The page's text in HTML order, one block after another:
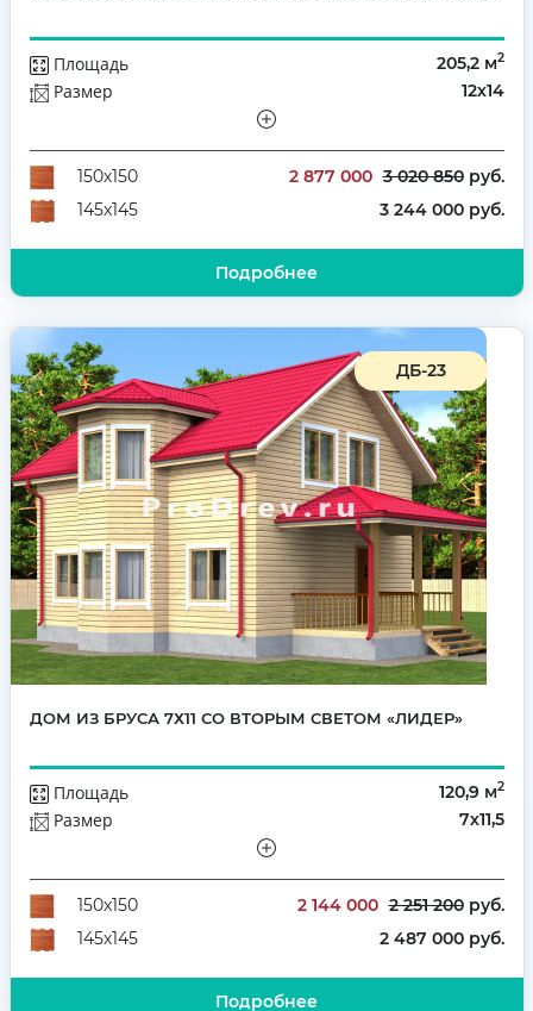
Площадь 205,2 м2
Размер 12х14
Количество комнат
6
150х150
2 877 000 3 020 850руб.
145х145
3 244 000 руб.
Подробнее
ДБ-23
ДОМ ИЗ БРУСА 7Х11 СО ВТОРЫМ СВЕТОМ «ЛИДЕР»
Площадь 120,9 м2
Размер 7х11,5
Количество комнат
6
150х150
2 144 000 2 251 200руб.
145х145
2 487 000 руб.
Подробнее